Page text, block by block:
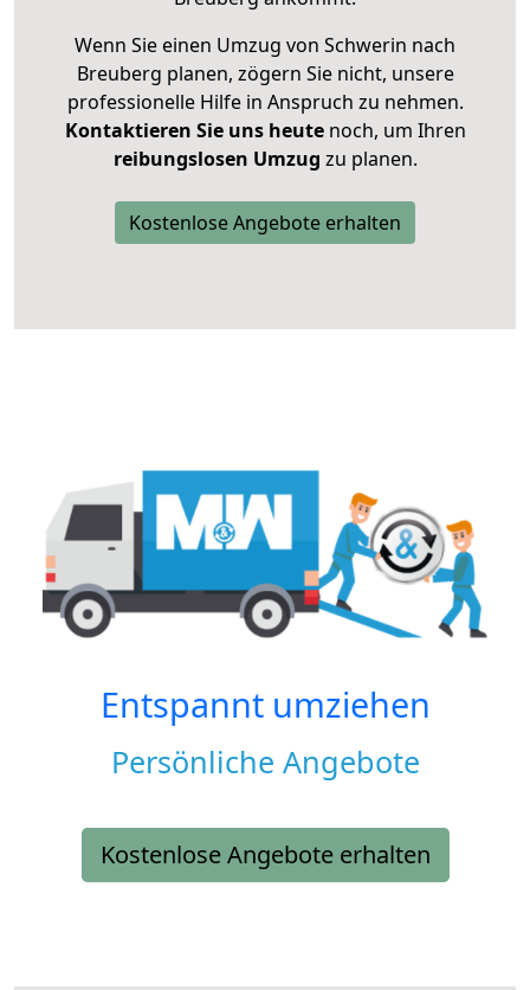
Wenn Sie einen Umzug von Schwerin nach
Breuberg planen, zögern Sie nicht, unsere
professionelle Hilfe in Anspruch zu nehmen.
Kontaktieren Sie uns heutenoch, um Ihren
reibungslosen Umzug zu planen.
Kostenlose Angebote erhalten
Entspannt umziehen
Persönliche Angebote
Kostenlose Angebote erhalten